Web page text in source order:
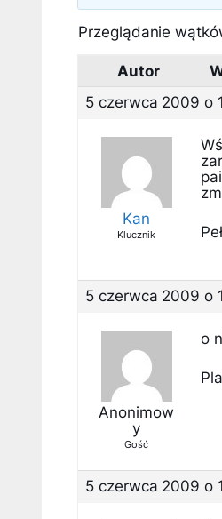
Przeglądanie
Autor
5 czerwca 2009 o
Kan
Klucznik
5 czerwca 2009 o
Anonimow
y
Gość
o
5 czerwca 2009 o